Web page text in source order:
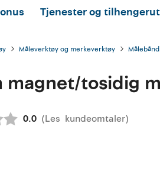
Tjenester og
Måleverktøy og merkeverktøy Målebånd
magnet/tosidig
Gjennomsnittskarakter:
0.0 (Les kundeomtaler)